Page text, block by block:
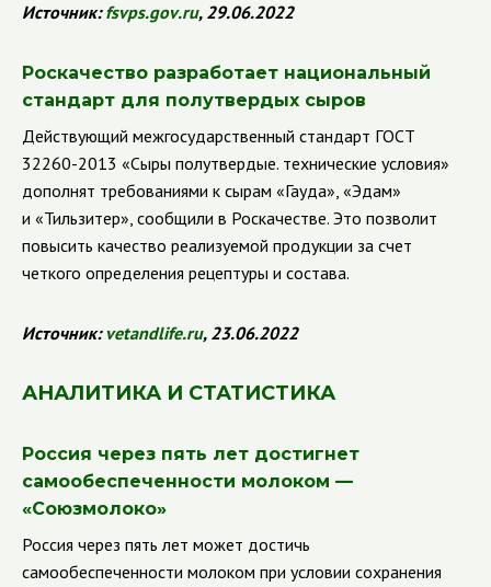
Источник:fsvps.gov.ru, 29.06.2022
Роскачество разработает национальный
стандарт для полутвердых сыров
Действующий межгосударственный стандарт ГОСТ
32260-2013 «Сыры полутвердые. технические условия»
дополнят требованиями к сырам «Гауда», «Эдам»
и «Тильзитер», сообщили в Роскачестве. Это позволит
повысить качество реализуемой продукции за счет
четкого определения рецептуры и состава.
Источник:vetandlife.ru, 23.06.2022
АНАЛИТИКА И СТАТИСТИКА
Россия через пять лет достигнет
самообеспеченности молоком —
«Союзмолоко»
Россия через пять лет может достичь
самообеспеченности молоком при условии сохранения